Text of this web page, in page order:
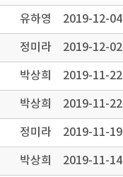
유하영 2019-12-04
정미라 2019-12-02
박상희 2019-11-22
박상희 2019-11-22
정미라 2019-11-19
박상희 2019-11-14